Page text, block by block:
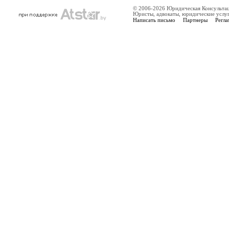
© 2006-2026 Юридическая
Юристы, адвокаты, юридические
Написать письмо Партнеры